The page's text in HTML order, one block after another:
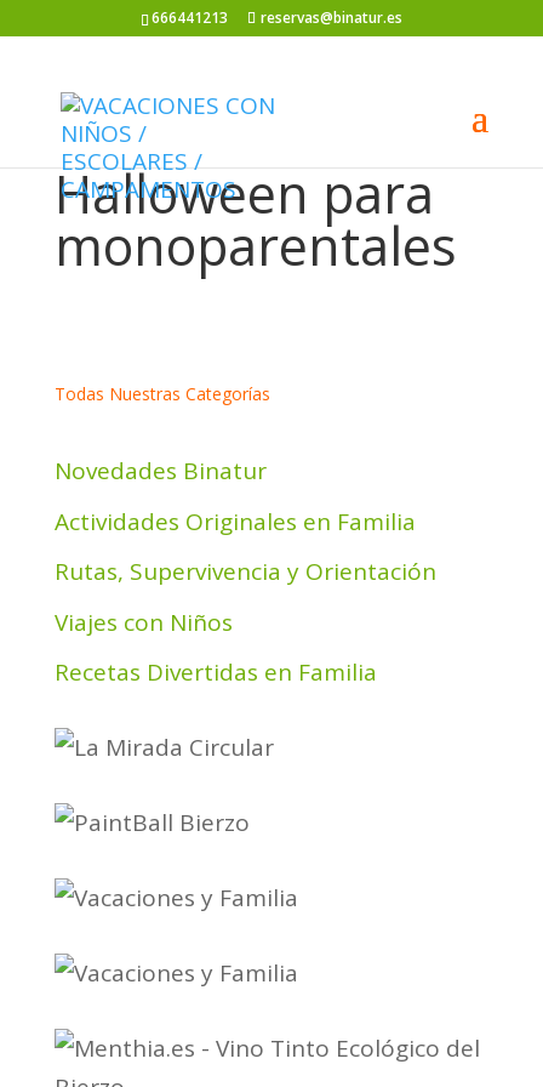
666441213 reservas@binatur.es
Halloween para
monoparentales
Todas Nuestras Categorías
Novedades Binatur
Actividades Originales en Familia
Rutas, Supervivencia y Orientación
Viajes con Niños
Recetas Divertidas en Familia